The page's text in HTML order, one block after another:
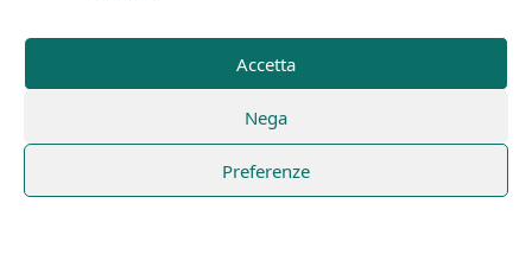
Accetta
Nega
Preferenze